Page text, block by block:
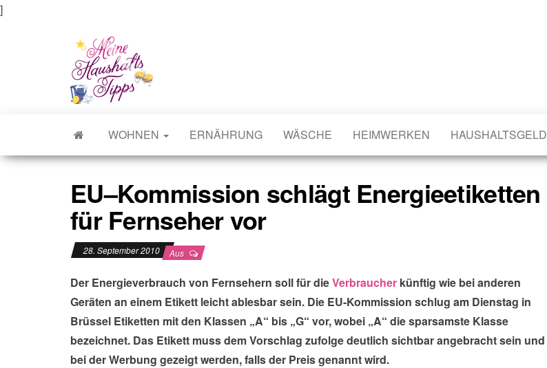
]
Meine Haushaltstipps
Das bisschen Haushalt . . .
WOHNEN ERNÄHRUNG WÄSCHE HEIMWERKEN HAUSHALTSGELD
EU–Kommission schlägt Energieetiketten
für Fernseher vor
28. September 2010 Aus
Der Energieverbrauch von Fernsehern soll für dieVerbraucher künftig wie bei anderen
Geräten an einem Etikett leicht ablesbar sein. Die EU-Kommission schlug am Dienstag in
Brüssel Etiketten mit den Klassen „A“ bis „G“ vor, wobei „A“ die sparsamste Klasse
bezeichnet. Das Etikett muss dem Vorschlag zufolge deutlich sichtbar angebracht sein und
bei der Werbung gezeigt werden, falls der Preis genannt wird.